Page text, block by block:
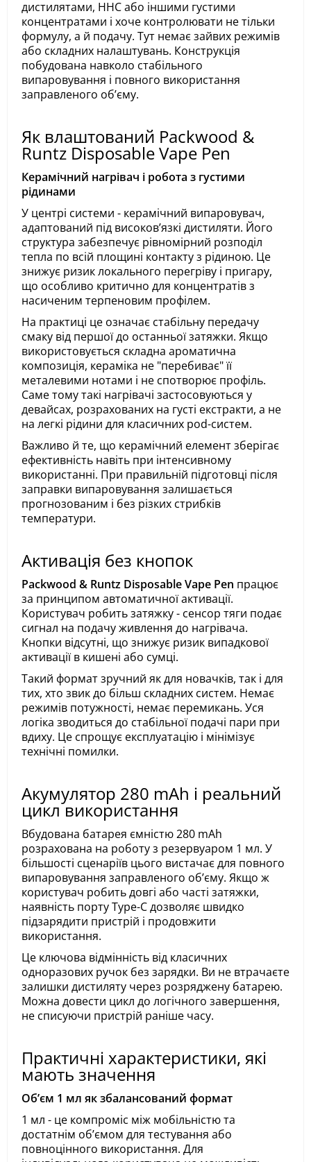
дистилятами, HHC або іншими густими
концентратами і хоче контролювати не тільки
формулу, а й подачу. Тут немає зайвих режимів
або складних налаштувань. Конструкція
побудована навколо стабільного
випаровування і повного використання
заправленого обʼєму.
Як влаштований Packwood &
Runtz Disposable Vape Pen
Керамічний нагрівач і робота з густими
рідинами
У центрі системи - керамічний випаровувач,
адаптований під високовʼязкі дистиляти. Його
структура забезпечує рівномірний розподіл
тепла по всій площині контакту з рідиною. Це
знижує ризик локального перегріву і пригару,
що особливо критично для концентратів з
насиченим терпеновим профілем.
На практиці це означає стабільну передачу
смаку від першої до останньої затяжки. Якщо
використовується складна ароматична
композиція, кераміка не "перебиває" її
металевими нотами і не спотворює профіль.
Саме тому такі нагрівачі застосовуються у
девайсах, розрахованих на густі екстракти, а не
на легкі рідини для класичних pod-систем.
Важливо й те, що керамічний елемент зберігає
ефективність навіть при інтенсивному
використанні. При правильній підготовці після
заправки випаровування залишається
прогнозованим і без різких стрибків
температури.
Активація без кнопок
Packwood & Runtz Disposable Vape Pen працює
за принципом автоматичної активації.
Користувач робить затяжку - сенсор тяги подає
сигнал на подачу живлення до нагрівача.
Кнопки відсутні, що знижує ризик випадкової
активації в кишені або сумці.
Такий формат зручний як для новачків, так і для
тих, хто звик до більш складних систем. Немає
режимів потужності, немає перемикань. Уся
логіка зводиться до стабільної подачі пари при
вдиху. Це спрощує експлуатацію і мінімізує
технічні помилки.
Акумулятор 280 mAh і реальний
цикл використання
Вбудована батарея ємністю 280 mAh
розрахована на роботу з резервуаром 1 мл. У
більшості сценаріїв цього вистачає для повного
випаровування заправленого обʼєму. Якщо ж
користувач робить довгі або часті затяжки,
наявність порту Type-C дозволяє швидко
підзарядити пристрій і продовжити
використання.
Це ключова відмінність від класичних
одноразових ручок без зарядки. Ви не втрачаєте
залишки дистиляту через розряджену батарею.
Можна довести цикл до логічного завершення,
не списуючи пристрій раніше часу.
Практичні характеристики, які
мають значення
Обʼєм 1 мл як збалансований формат
1 мл - це компроміс між мобільністю та
достатнім обʼємом для тестування або
повноцінного використання. Для